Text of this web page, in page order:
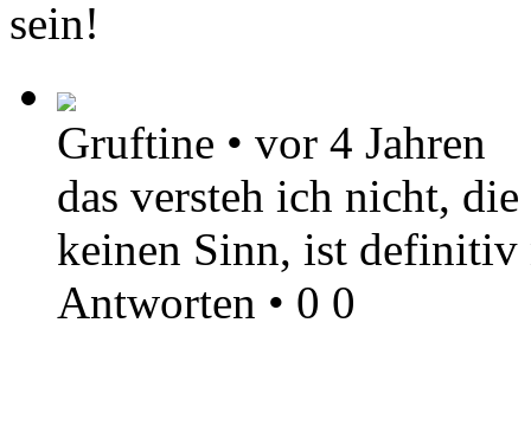
sein!
Gruftine • vor 4 Jahren
das versteh ich nicht,
keinen Sinn, ist
Antworten • 0 0